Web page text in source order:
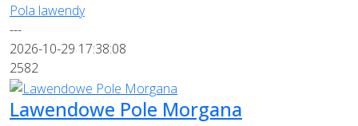
Pola lawendy
---
2026-10-29 17:38:08
2582
Lawendowe Pole Morgana